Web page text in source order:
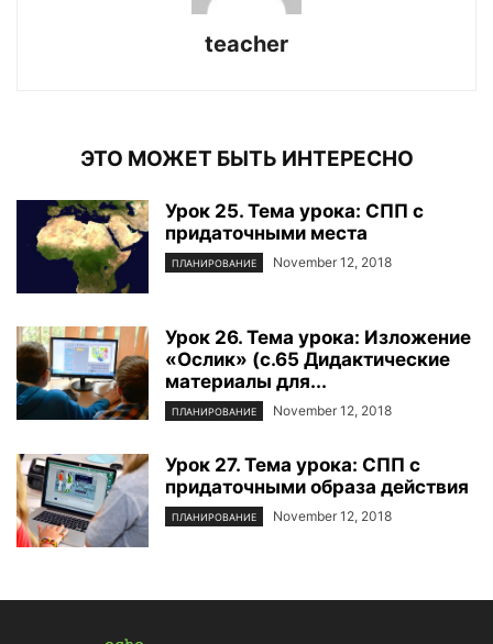
teacher
ЭТО МОЖЕТ БЫТЬ ИНТЕРЕСНО
Урок 25. Тема урока: СПП с
придаточными места
ПЛАНИРОВАНИЕ November 12, 2018
Урок 26. Тема урока: Изложение
«Ослик» (с.65 Дидактические
материалы для...
ПЛАНИРОВАНИЕ November 12, 2018
Урок 27. Тема урока: СПП с
придаточными образа действия
ПЛАНИРОВАНИЕ November 12, 2018